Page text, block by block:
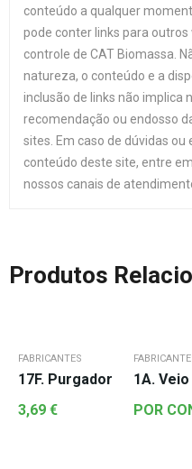
conteúdo a qualquer
pode conter links para
controle de CAT Biomassa.
natureza, o conteúdo e a
inclusão de links não implica
recomendação ou endosso
sites. Em caso de dúvidas
conteúdo deste site, entre
nossos canais de
Produtos
FABRICANTES
17F. Purgador
3,69 €
1A.
POR